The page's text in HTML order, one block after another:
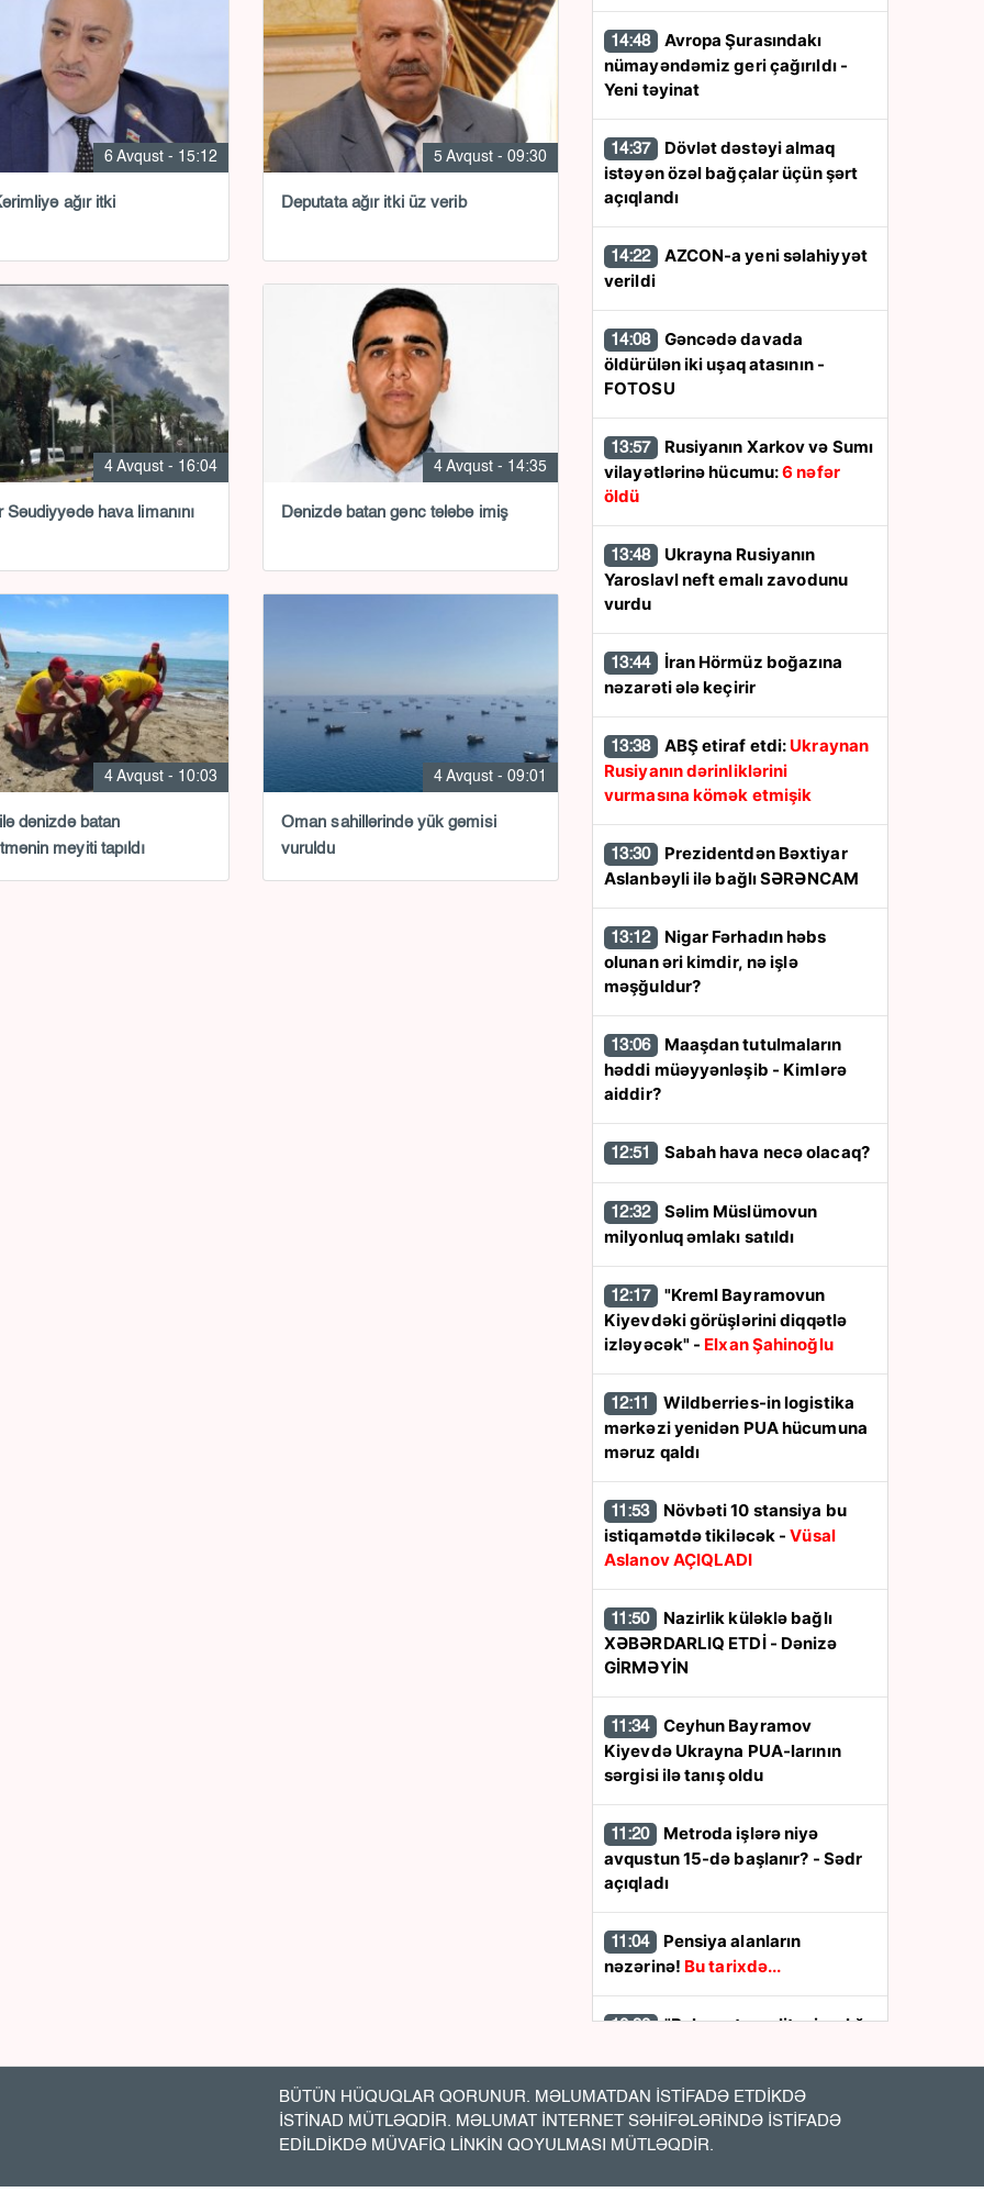
6 Avqust - 15:12
ağır itki
5 Avqust - 09:30
Deputata ağır itki üz verib
4 Avqust - 16:04
Səudiyyədə hava limanını
4 Avqust - 14:35
Dənizdə batan gənc tələbə imiş
4 Avqust - 10:03
dənizdə batan
meyiti tapıldı
4 Avqust - 09:01
Oman sahillərində yük gəmisi
vuruldu
14:48
nümayəndəmiz geri çağırıldı -
Yeni təyinat
14:37
istəyən özəl bağçalar üçün şərt
açıqlandı
14:22
verildi
14:08
öldürülən iki uşaq atasının -
FOTOSU
13:57
vilayətlərinə hücumu:6 nəfər
öldü
13:48
Yaroslavl neft emalı zavodunu
vurdu
13:44
nəzarəti ələ keçirir
13:38 ABŞ etiraf etdi: Ukraynan
Rusiyanın dərinliklərini
vurmasına kömək etmişik
13:30
Aslanbəyli ilə bağlı SƏRƏNCAM
13:12
olunan əri kimdir, nə işlə
məşğuldur?
13:06
həddi müəyyənləşib - Kimlərə
aiddir?
12:51 Sabah hava necə olacaq?
12:32
milyonluq əmlakı satıldı
12:17
Kiyevdəki görüşlərini diqqətlə
izləyəcək" - Elxan Şahinoğlu
12:11
mərkəzi yenidən PUA hücumuna
məruz qaldı
11:53
istiqamətdə tikiləcək -Vüsal
Aslanov AÇIQLADI
11:50
XƏBƏRDARLIQ ETDİ - Dənizə
GİRMƏYİN
11:34
Kiyevdə Ukrayna PUA-larının
sərgisi ilə tanış oldu
11:20
avqustun 15-də başlanır? - Sədr
açıqladı
11:04
nəzərinə! Bu tarixdə...
10:38 "Bakı metropoliteni sıxlığa
Vüsal Aslanov
10:32
Bakı–Tbilisi qatarı ilə bağlı
MÜHÜM YENİLİK -
artırıldı
BÜTÜN HÜQUQLAR QORUNUR. MƏLUMATDAN İSTİFADƏ ETDİKDƏ
İSTİNAD MÜTLƏQDİR. MƏLUMAT İNTERNET SƏHİFƏLƏRİNDƏ İSTİFADƏ
EDİLDİKDƏ MÜVAFİQ LİNKİN QOYULMASI MÜTLƏQDİR.